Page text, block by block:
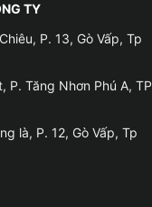
TY
P. 13, Gò Vấp, Tp
P. Tăng Nhơn Phú A, TP
là, P. 12, Gò Vấp, Tp